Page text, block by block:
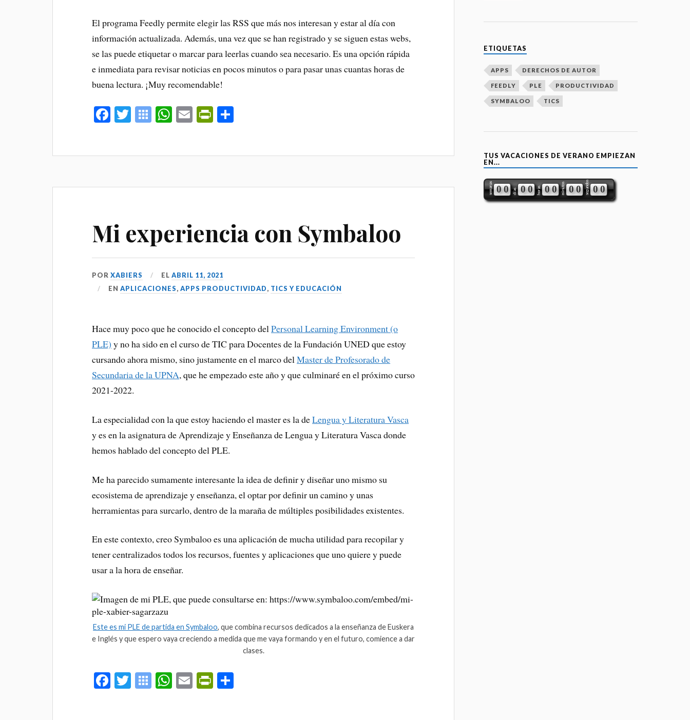
El programa Feedly permite elegir las RSS que más nos interesan y estar al día con
información actualizada. Además, una vez que se han registrado y se siguen estas webs,
se las puede etiquetar o marcar para leerlas cuando sea necesario. Es una opción rápida
e inmediata para revisar noticias en pocos minutos o para pasar unas cuantas horas de
buena lectura. ¡Muy recomendable!
Fa
ok
T
r
S
ba
oo
k
m
ar
ks
W
A
E Pr
ri pa
Mi experiencia con Symbaloo
PORXABIERS ELABRIL 11, 2021
ENAPLICACIONES,APPS PRODUCTIVIDAD, TICS Y EDUCACIÓN
Hace muy poco que he conocido el concepto delPersonal Learning Environment (o
PLE) y no ha sido en el curso de TIC para Docentes de la Fundación UNED que estoy
cursando ahora mismo, sino justamente en el marco delMaster de Profesorado de
Secundaria de la UPNA, que he empezado este año y que culminaré en el próximo curso
2021-2022.
La especialidad con la que estoy haciendo el master es la deLengua y Literatura Vasca
y es en la asignatura de Aprendizaje y Enseñanza de Lengua y Literatura Vasca donde
hemos hablado del concepto del PLE.
Me ha parecido sumamente interesante la idea de definir y diseñar uno mismo su
ecosistema de aprendizaje y enseñanza, el optar por definir un camino y unas
herramientas para surcarlo, dentro de la maraña de múltiples posibilidades existentes.
En este contexto, creo Symbaloo es una aplicación de mucha utilidad para recopilar y
tener centralizados todos los recursos, fuentes y aplicaciones que uno quiere y puede
usar a la hora de enseñar.
Este es mi PLE de partida en Symbaloo, que combina recursos dedicados a la enseñanza de Euskera
e Inglés y que espero vaya creciendo a medida que me vaya formando y en el futuro, comience a dar
clases.
Fa T S W E Pr
ETIQUETAS
APPS DERECHOS DE AUTOR
FEEDLY PLE PRODUCTIVIDAD
SYMBALOO TICS
TUS VACACIONES DE VERANO EMPIEZAN
EN...
semanas 00 días 00 horas 00 minutos 00 segundos 00